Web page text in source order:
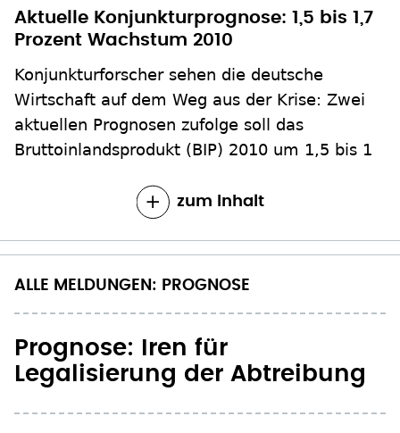
Aktuelle Konjunkturprognose: 1,5 bis 1,7
Prozent Wachstum 2010
Konjunkturforscher sehen die deutsche
Wirtschaft auf dem Weg aus der Krise: Zwei
aktuellen Prognosen zufolge soll das
Bruttoinlandsprodukt (BIP) 2010 um 1,5 bis 1
zum Inhalt
ALLE MELDUNGEN: PROGNOSE
Prognose: Iren für
Legalisierung der Abtreibung